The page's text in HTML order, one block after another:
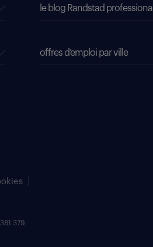
le blog Randstad professional
offres d’emploi par ville
379.